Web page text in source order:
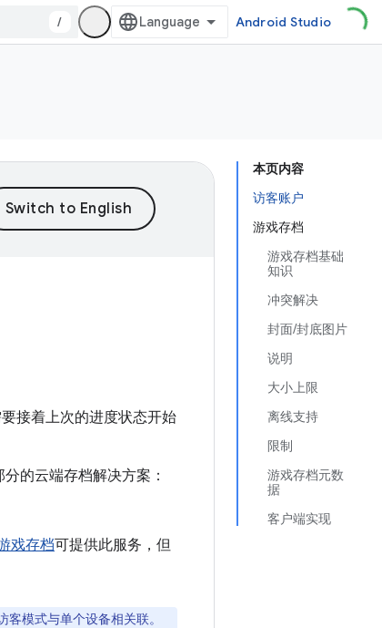
/ Android Studio
本页内容
访客账户
游戏存档
游戏存档基础
知识
冲突解决
封面/封底图片
说明
大小上限
离线支持
限制
游戏存档元数
据
客户端实现
接着上次的进度状态开始
的云端存档解决方案：
戏存档可提供此服务，但
模式与单个设备相关联。